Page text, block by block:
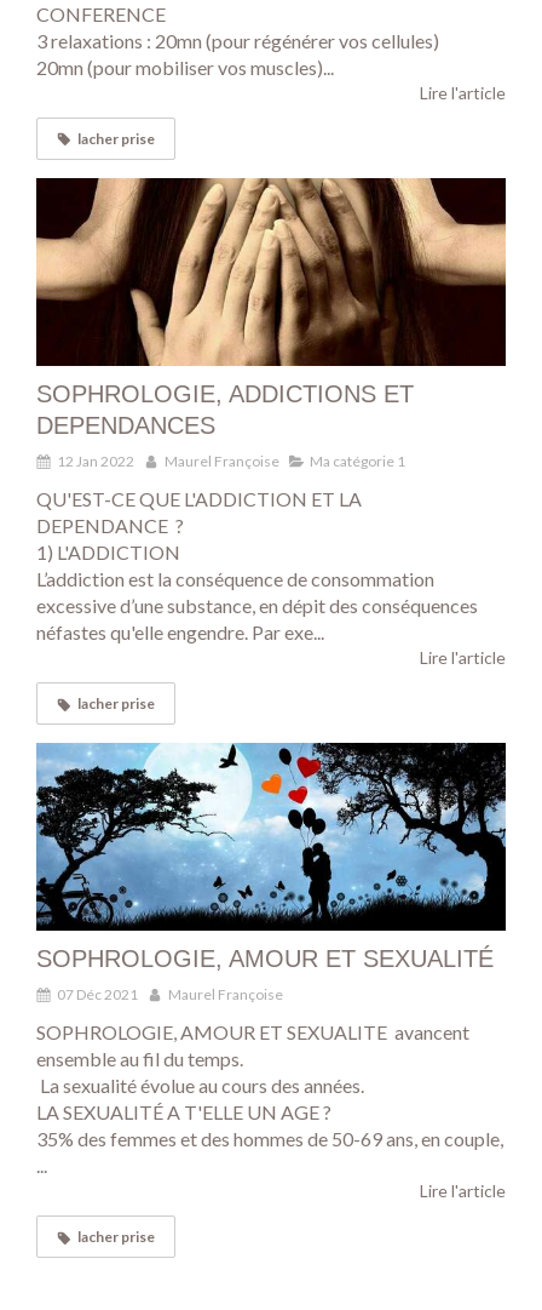
CONFERENCE
3 relaxations : 20mn (pour régénérer vos cellules)
20mn (pour mobiliser vos muscles)...
Lire l'article
lacher prise
SOPHROLOGIE, ADDICTIONS ET
DEPENDANCES
12 Jan 2022 Maurel Françoise Ma catégorie 1
QU'EST-CE QUE L'ADDICTION ET LA
DEPENDANCE ?
1) L'ADDICTION
L’addiction est la conséquence de consommation
excessive d’une substance, en dépit des conséquences
néfastes qu'elle engendre. Par exe...
Lire l'article
lacher prise
SOPHROLOGIE, AMOUR ET SEXUALITÉ
07 Déc 2021 Maurel Françoise
SOPHROLOGIE, AMOUR ET SEXUALITE avancent
ensemble au fil du temps.
La sexualité évolue au cours des années.
LA SEXUALITÉ A T'ELLE UN AGE ?
35% des femmes et des hommes de 50-69 ans, en couple,
...
Lire l'article
lacher prise